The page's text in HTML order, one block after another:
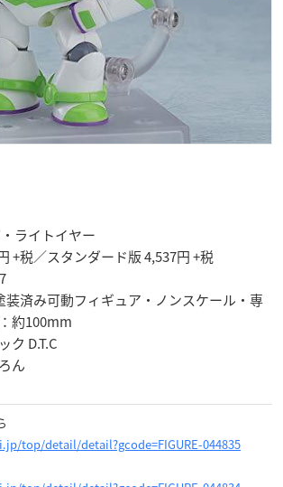
ライトイヤー
+税／スタンダード版 4,537円 +税
装済み可動フィギュア・ノンスケール・専
約100mm
ク D.T.C
ん
top/detail/detail?gcode=FIGURE-044835